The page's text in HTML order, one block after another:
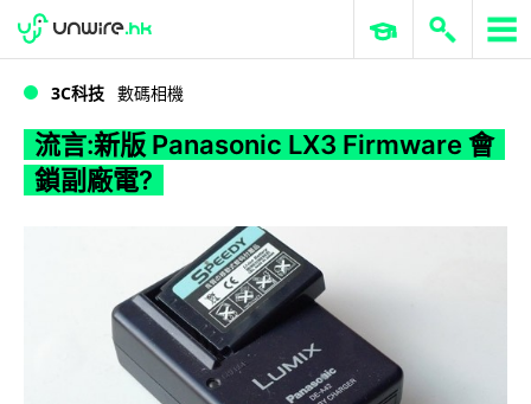
WWDC 2026 ERP 與商業 AI
3C科技 數碼相機
流言:新版 Panasonic LX3 Firmware 會
鎖副廠電?